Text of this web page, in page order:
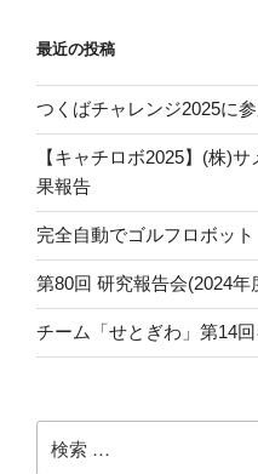
ン
最近の投稿
つくばチャレンジ2025に
【キャチロボ2025】(株)
果報告
完全自動でゴルフロボット
第80回 研究報告会(2024年
チーム「せとぎわ」第14
索: